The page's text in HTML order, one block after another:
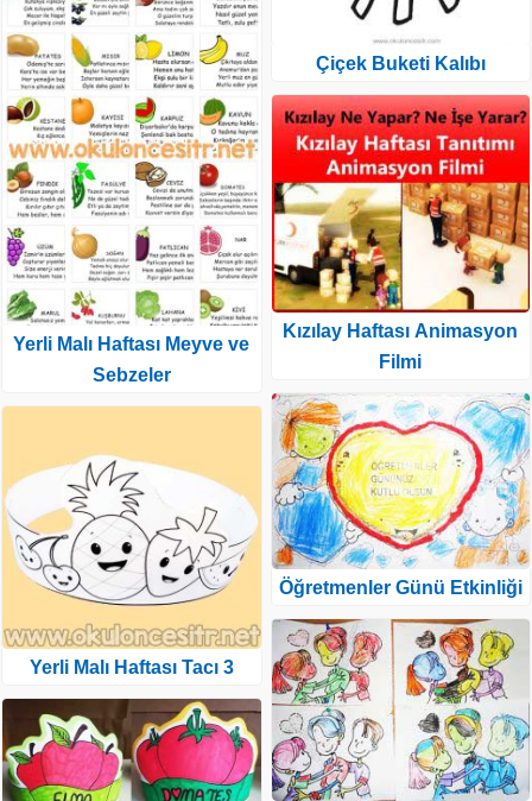
Yerli Malı Haftası Meyve ve
Sebzeler
Yerli Malı Haftası Tacı 3
Çiçek Buketi Kalıbı
Kızılay Haftası Animasyon
Filmi
Öğretmenler Günü Etkinliği